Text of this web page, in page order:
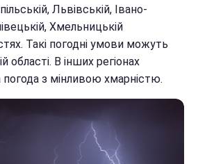
Львівській, Івано-
Хмельницькій
Такі погодні умови можуть
області. В інших регіонах
погода з мінливою хмарністю.